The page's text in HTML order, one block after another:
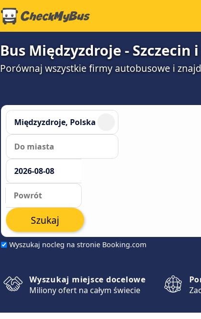
Bus Międzyzdroje - Szczecin
Porównaj wszystkie firmy autobusowe i
Wyszukaj nocleg na stronie Booking.com
Szukaj
Wyszukaj miejsce docelowe
Miliony ofert na całym świecie